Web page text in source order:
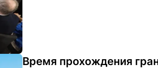
Время прохождения